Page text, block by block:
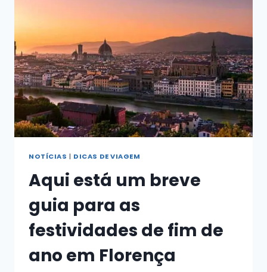
MICHELANGELO
CONCLUÍDA
NOTÍCIAS | DICAS DE VIAGEM
Aqui está um breve
guia para as
festividades de fim de
ano em Florença